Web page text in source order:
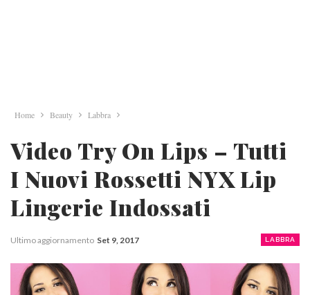
Home Beauty Labbra
Video Try On Lips – Tutti
I Nuovi Rossetti NYX Lip
Lingerie Indossati
LABBRA
Ultimo aggiornamento Set 9, 2017